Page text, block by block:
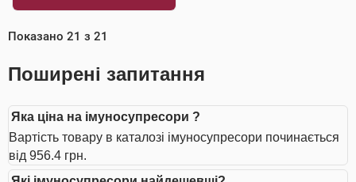
Показано 21 з 21
Поширені запитання
Яка ціна на імуносупресори ?
Вартість товару в каталозі імуносупресори починається
від 956.4 грн.